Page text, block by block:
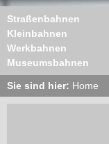
Straßenbahnen
Kleinbahnen
Werkbahnen
Museumsbahnen
Sie sind hier: Home